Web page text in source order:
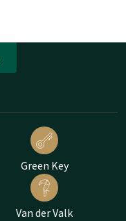
Green Key
Van der Valk